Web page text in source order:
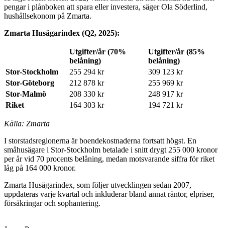
pengar i plånboken att spara eller investera, säger Ola Söderlind,
hushållsekonom på Zmarta.
Zmarta Husägarindex (Q2, 2025):
Utgifter/år (70%
belåning)
Utgifter/år (85%
belåning)
Stor-Stockholm
255 294 kr
309 123 kr
Stor-Göteborg
212 878 kr
255 969 kr
Stor-Malmö
208 330 kr
248 917 kr
Riket
164 303 kr 194 721 kr
Källa: Zmarta
I storstadsregionerna är boendekostnaderna fortsatt högst. En
småhusägare i Stor-Stockholm betalade i snitt drygt 255 000 kronor
per år vid 70 procents belåning, medan motsvarande siffra för riket
låg på 164 000 kronor.
Zmarta Husägarindex, som följer utvecklingen sedan 2007,
uppdateras varje kvartal och inkluderar bland annat räntor, elpriser,
försäkringar och sophantering.